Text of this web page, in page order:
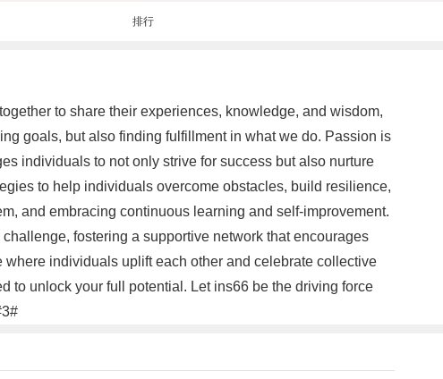
排行
to share their experiences, knowledge, and wisdom,
goals, but also finding fulfillment in what we do. Passion is
individuals to not only strive for success but also nurture
to help individuals overcome obstacles, build resilience,
and embracing continuous learning and self-improvement.
fostering a supportive network that encourages
individuals uplift each other and celebrate collective
to unlock your full potential. Let ins66 be the driving force